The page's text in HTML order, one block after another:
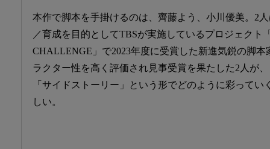
本作で脚本を手掛けるのは、齊藤よう、小川優美。2
／育成を目的としてTBSが実施しているプロジェクト
CHALLENGE」で2023年度に受賞した新進気鋭の脚
ラクター性を高く評価され見事受賞を果たした2人が
「サイドストーリー」という形でどのように彩って
しい。